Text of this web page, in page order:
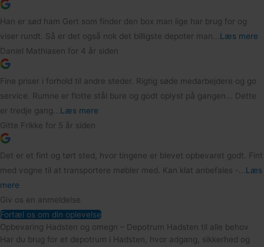
Han er sød ham Gert som finder den box man lige har brug for og
viser rundt. Så er det også nok det billigste depoter man... Læs mere
Daniel Mathiasen for 4 år siden
Fine priser i forhold til andre steder. Rigtig søde medarbejdere og go
service. Rumne er flotte stål bure og godt oplyst på gangen... Dette
er tredje gang... Læs mere
Gitte Frikke for 5 år siden
Det er et fint og tørt sted, hvor tingene er blevet opbevaret godt. Fint
med vogne til at transportere møbler med. Kan klat anbefales -... Læs
mere
Giv os en anmeldelse
Fortæl os om din oplevelse
Opbevaring Hadsten og omegn – Depotrum Hadsten til alle behov
Har du brug for et depotrum i Hadsten, hvor adgang, sikkerhed og